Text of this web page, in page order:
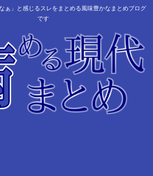
ぁ」と感じるスレをまとめる風味豊かなまとめブログ
です